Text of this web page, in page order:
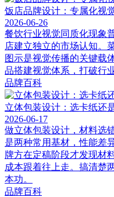
饭店品牌设计：专属化视
2026-06-26
餐饮行业视觉同质化现象
店建立独立的市场认知。
图示是视觉传播的关键载
品搭建视觉体系，打破行
品牌百科
立体包装设计：选卡纸还
2026-06-17
做立体包装设计，材料选
是两种常用基材，性能差
牌方在定稿阶段才发现材
成本跟着往上走。搞清楚
本功。
品牌百科